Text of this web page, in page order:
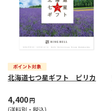
北海道七つ星ギフト ピリカ
4,400円
(送料別・税込)